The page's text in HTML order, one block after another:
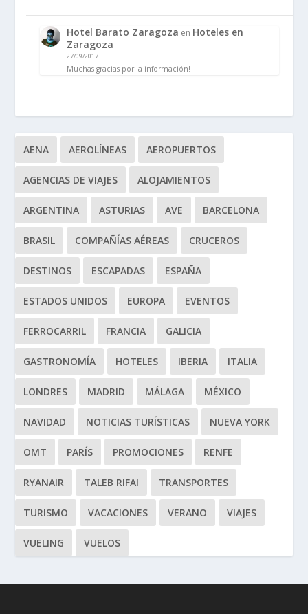
Hotel Barato Zaragoza en Hoteles en
Zaragoza
27/09/2017
Muchas gracias por la información!
AENA AEROLÍNEAS AEROPUERTOS
AGENCIAS DE VIAJES ALOJAMIENTOS
ARGENTINA ASTURIAS AVE BARCELONA
BRASIL COMPAÑÍAS AÉREAS CRUCEROS
DESTINOS ESCAPADAS ESPAÑA
ESTADOS UNIDOS EUROPA EVENTOS
FERROCARRIL FRANCIA GALICIA
GASTRONOMÍA HOTELES IBERIA ITALIA
LONDRES MADRID MÁLAGA MÉXICO
NAVIDAD NOTICIAS TURÍSTICAS NUEVA YORK
OMT PARÍS PROMOCIONES RENFE
RYANAIR TALEB RIFAI TRANSPORTES
TURISMO VACACIONES VERANO VIAJES
VUELING VUELOS